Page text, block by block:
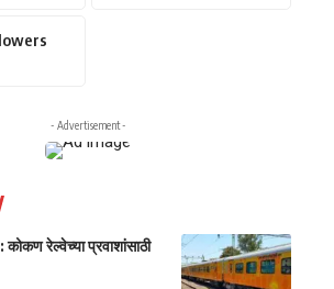
- Advertisement -
रेल्वेच्या प्रवाशांसाठी